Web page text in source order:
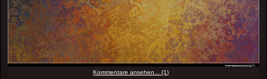
Kommentare ansehen... (1)